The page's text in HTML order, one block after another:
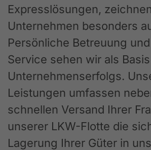
Expresslösungen,
Unternehmen besonders
Persönliche Betreuung
Service sehen wir als
Unternehmenserfolgs.
Leistungen umfassen
schnellen Versand Ihrer
unserer LKW-Flotte die
Lagerung Ihrer Güter in